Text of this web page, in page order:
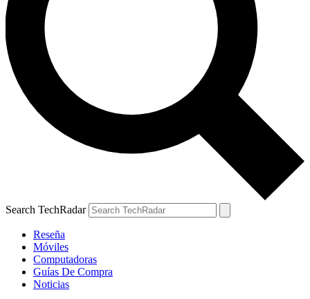
Search TechRadar
Reseña
Móviles
Computadoras
Guías De Compra
Noticias